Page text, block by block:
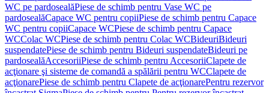
WC pe pardosealăPiese de schimb pentru Vase WC pe
pardosealăCapace WC pentru copiiPiese de schimb pentru Capace
WC pentru copiiCapace WCPiese de schimb pentru Capace
WCColac WCPiese de schimb pentru Colac WCBideuriBideuri
suspendatePiese de schimb pentru Bideuri suspendateBideuri pe
pardosealăAccesoriiPiese de schimb pentru AccesoriiClapete de
acţionare şi sisteme de comandă a spălării pentru WCClapete de
acţionarePiese de schimb pentru Clapete de acţionarePentru rezervor